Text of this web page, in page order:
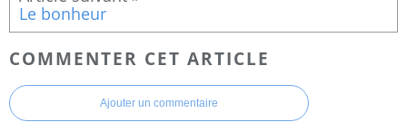
Le bonheur
COMMENTER CET ARTICLE
Ajouter un commentaire